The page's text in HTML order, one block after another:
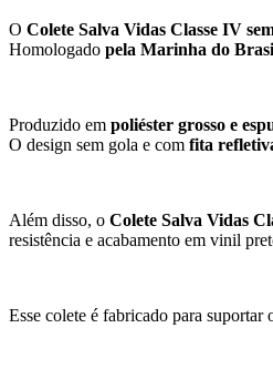
O Colete Salva Vidas Classe IV
Homologado pela Marinha do
Produzido em poliéster grosso e
O design sem gola e com fita
Além disso, o Colete Salva Vidas
resistência e acabamento em vinil
Esse colete é fabricado para suportar